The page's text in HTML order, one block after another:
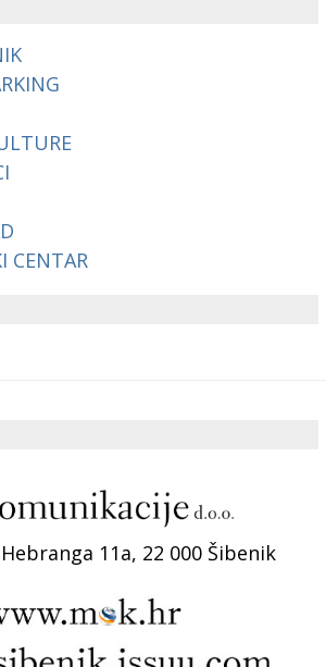
CENTAR
11a, 22 000 Šibenik